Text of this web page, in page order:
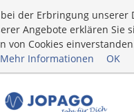
der Erbringung unserer
Angebote erklären Sie
von Cookies
Mehr Informationen
OK